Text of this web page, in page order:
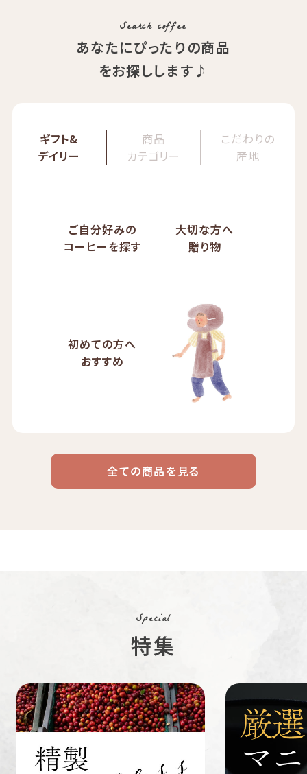
Search coffee
あなたにぴったりの商品
をお探しします♪
ギフト&
デイリー
商品
カテゴリー
こだわりの
産地
ご自分好みの
コーヒーを探す
大切な方へ
贈り物
初めての方へ
おすすめ
コーヒー
リキッド
コーヒー
豆・粉
すてきな道
具
生活雑貨 福袋
ケニア
ブラジル
インドネシ
ア
ホンジュラ
全ての商品を見る
Special
特集